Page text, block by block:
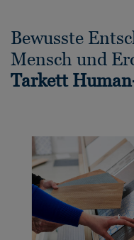
Bewusste
Mensch und
Tarkett